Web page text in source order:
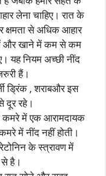
लेना चाहिए। रात के
से अधिक आहार
में और खाने में कम से कम
यह नियम अच्छी नींद
हैं।
ड्रिंक , शराबऔर इस
दूर रहे।
में एक आरामदायक
में नींद नहीं होती।
के स्त्रावण में
है।